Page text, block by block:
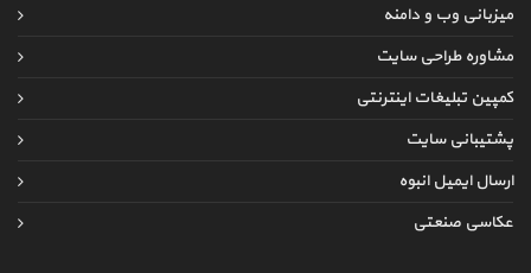
میزبانی وب و دامنه
مشاوره طراحی سایت
کمپین تبلیغات اینترنتی
پشتیبانی سایت
ارسال ایمیل انبوه
عکاسی صنعتی